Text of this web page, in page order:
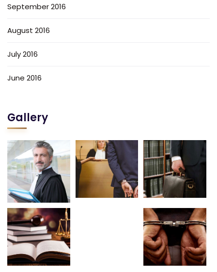
September 2016
August 2016
July 2016
June 2016
Gallery